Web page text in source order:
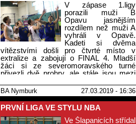
V zápase 1.ligy
porazili muži B
Opavu jasnějším
rozdílem než muži A
vyhráli v Opavě.
Kadeti si dvěma
vítězstvími došli pro čtvrté místo v
extralize a zabojují o FINAL 4. Mladší
žáci si ze severomoravského turné
přivezli dvě prohry, ale stále jsou mezi
Kondory o páté místo v kraji smírně.
BA Nymburk 27.03.2019 - 16:36
PRVNÍ LIGA VE STYLU NBA
Ve Šlapanicích střídal